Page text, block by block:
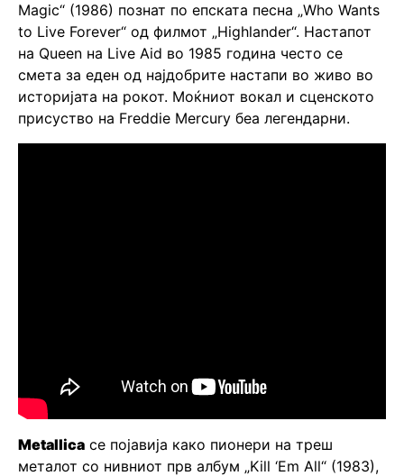
Magic“ (1986) познат по епската песна „Who Wants
to Live Forever“ од филмот „Highlander“. Настапот
на Queen на Live Aid во 1985 година често се
смета за еден од најдобрите настапи во живо во
историјата на рокот. Моќниот вокал и сценското
присуство на Freddie Mercury беа легендарни.
Metallica се појавија како пионери на треш
металот со нивниот прв албум „Kill ‘Em All“ (1983),